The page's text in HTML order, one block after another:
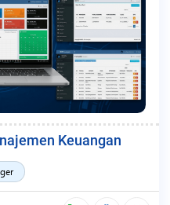
Keuangan